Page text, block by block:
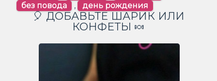
без повода
, день рождения
🎈 ДОБАВЬТЕ ШАРИК ИЛИ
КОНФЕТЫ 🍬